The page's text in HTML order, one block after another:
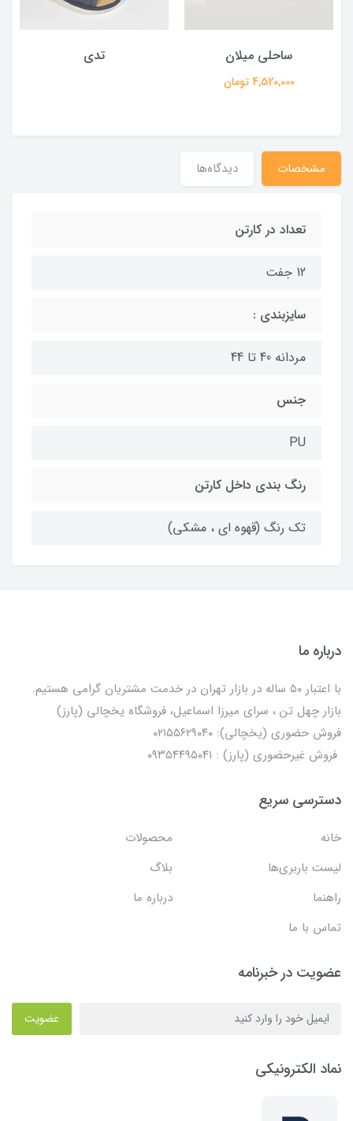
ساحلی میلان
4,520,000 تومان
تدی
مشخصات دیدگاه‌ها
تعداد در کارتن
12 جفت
سایزبندی :
مردانه 40 تا 44
جنس
PU
رنگ بندی داخل کارتن
تک رنگ (قهوه ای ، مشکی)
درباره ما
با اعتبار ۵۰ ساله در بازار تهران در خدمت مشتریان گرامی هستیم.
بازار چهل تن ، سرای میرزا اسماعیل، فروشگاه یخچالی‌ (پارز)
فروش حضوری (یخچالی): ۰۲۱۵۵۶۲۹۰۴۰
فروش غیرحضوری (پارز) : ۰۹۳۵۴۴۹۵۰۴۱
دسترسی سریع
خانه
محصولات
لیست باربری‌ها
بلاگ
راهنما
درباره ما
تماس با ما
عضویت در خبرنامه
عضویت
نماد الکترونیکی